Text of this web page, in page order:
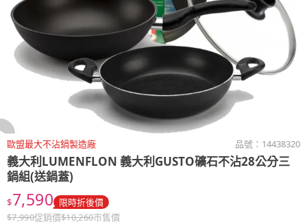
歐盟最大不沾鍋製造廠 品號： 14438320
義大利LUMENFLON 義大利GUSTO礦石不沾28公分三
鍋組(送鍋蓋)
$7,590 限時折後價
$7,990促銷價$10,260市售價